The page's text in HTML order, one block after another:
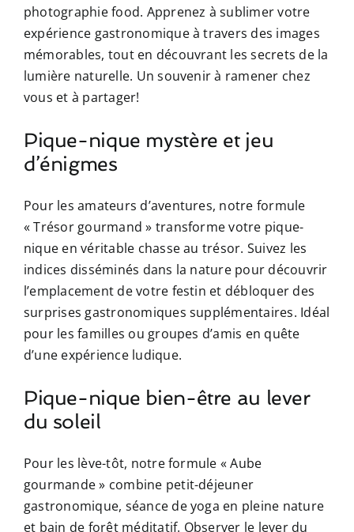
photographie food. Apprenez à sublimer votre
expérience gastronomique à travers des images
mémorables, tout en découvrant les secrets de la
lumière naturelle. Un souvenir à ramener chez
vous et à partager!
Pique-nique mystère et jeu
d’énigmes
Pour les amateurs d’aventures, notre formule
« Trésor gourmand » transforme votre pique-
nique en véritable chasse au trésor. Suivez les
indices disséminés dans la nature pour découvrir
l’emplacement de votre festin et débloquer des
surprises gastronomiques supplémentaires. Idéal
pour les familles ou groupes d’amis en quête
d’une expérience ludique.
Pique-nique bien-être au lever
du soleil
Pour les lève-tôt, notre formule « Aube
gourmande » combine petit-déjeuner
gastronomique, séance de yoga en pleine nature
et bain de forêt méditatif. Observer le lever du